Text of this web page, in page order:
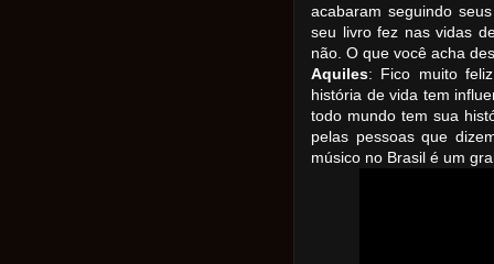
acabaram seguindo
seu livro fez nas vidas
não. O que você acha
Aquiles: Fico muito
história de vida tem
todo mundo tem sua
pelas pessoas que
músico no Brasil é um